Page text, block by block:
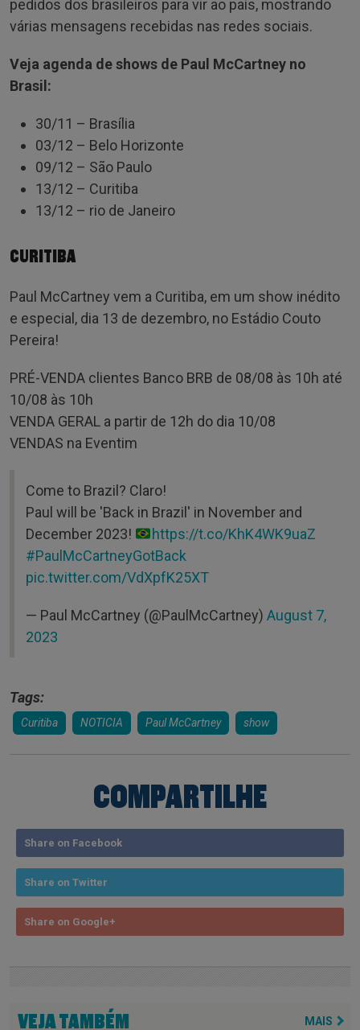
pedidos dos brasileiros para vir ao país, mostrando
várias mensagens recebidas nas redes sociais.
Veja agenda de shows de Paul McCartney no
Brasil:
30/11 – Brasília
03/12 – Belo Horizonte
09/12 – São Paulo
13/12 – Curitiba
13/12 – rio de Janeiro
CURITIBA
Paul McCartney vem a Curitiba, em um show inédito
e especial, dia 13 de dezembro, no Estádio Couto
Pereira!
PRÉ-VENDA clientes Banco BRB de 08/08 às 10h até
10/08 às 10h
VENDA GERAL a partir de 12h do dia 10/08
VENDAS na Eventim
Come to Brazil? Claro!
Paul will be 'Back in Brazil' in November and
December 2023!
https://t.co/KhK4WK9uaZ
#PaulMcCartneyGotBack
pic.twitter.com/VdXpfK25XT
— Paul McCartney (@PaulMcCartney) August 7,
2023
Tags:
Curitiba NOTICIA Paul McCartney show
COMPARTILHE
Share on Facebook
Share on Twitter
Share on Google+
VEJA TAMBÉM MAIS